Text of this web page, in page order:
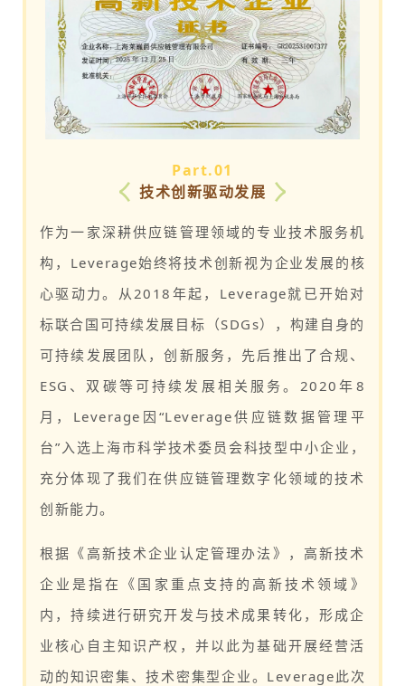
Part.01
技术创新驱动发展
作为一家深耕供应链管理领域的专业技术服务机
构，Leverage始终将技术创新视为企业发展的核
心驱动力。从2018年起，Leverage就已开始对
标联合国可持续发展目标（SDGs），构建自身的
可持续发展团队，创新服务，先后推出了合规、
ESG、双碳等可持续发展相关服务。2020年8
月，Leverage因“Leverage供应链数据管理平
台”入选上海市科学技术委员会科技型中小企业，
充分体现了我们在供应链管理数字化领域的技术
创新能力。
根据《高新技术企业认定管理办法》，高新技术
企业是指在《国家重点支持的高新技术领域》
内，持续进行研究开发与技术成果转化，形成企
业核心自主知识产权，并以此为基础开展经营活
动的知识密集、技术密集型企业。Leverage此次